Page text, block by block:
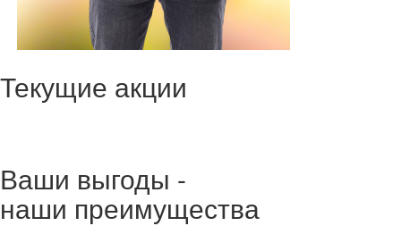
Текущие акции
Ваши выгоды -
наши преимущества